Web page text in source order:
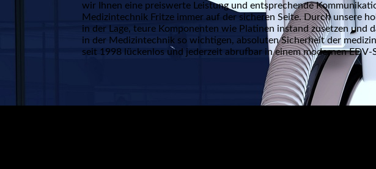
wir Ihnen eine preiswerte Leistung und entsprechende
Medizintechnik Fritze immer auf der sicheren Seite. Durch unsere
in der Lage, teure Komponenten wie Platinen instand zusetzen und
in der Medizintechnik so wichtigen, absoluten Sicherheit der
seit 1998 lückenlos und jederzeit abrufbar in einem modernen EDV-